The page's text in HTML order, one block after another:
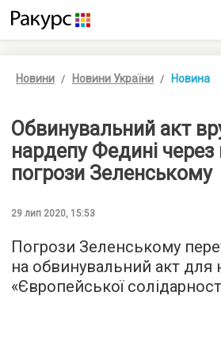
Новини Новини України Новина
Обвинувальний акт
нардепу Федині через
погрози Зеленському
29 лип 2020, 15:53
Погрози Зеленському
на обвинувальний акт для
«Європейської